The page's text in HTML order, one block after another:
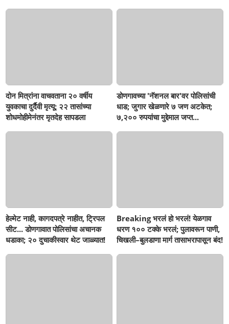
दोन मित्रांना वाचवताना २० वर्षीय
युवकाचा दुर्दैवी मृत्यू; २२ तासांच्या
शोधमोहीमेनंतर मृतदेह सापडला
डोणगावच्या 'नॅशनल बार'वर पोलिसांची
धाड; जुगार खेळणारे ७ जण अटकेत;
७,२०० रुपयांचा मुद्देमाल जप्त...
हेल्मेट नाही, कागदपत्रे नाहीत, ट्रिपल
सीट... डोणगावात पोलिसांचा अचानक
धडाका; २० दुचाकीस्वार थेट जाळ्यात!
Breaking भरलं हो भरलं! येळगाव
धरण १०० टक्के भरलं; पुलावरून पाणी,
चिखली–बुलडाणा मार्ग तासाभरापासून बंद!